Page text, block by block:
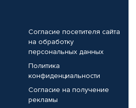
Согласие посетителя сайта
на обработку
персональных данных
Политика
конфиденциальности
Согласие на получение
рекламы